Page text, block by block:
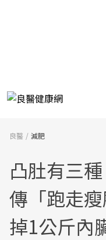
良醫 減肥
凸肚有三
傳「跑走
掉1公斤內